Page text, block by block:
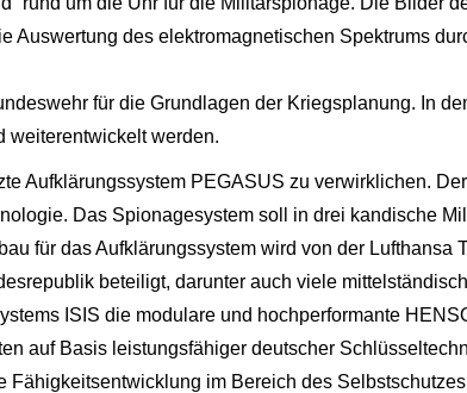
Auswertung des elektromagnetischen Spektrums
für die Grundlagen der Kriegsplanung. In
weiterentwickelt werden.
Aufklärungssystem PEGASUS zu verwirklichen.
Das Spionagesystem soll in drei kandische
für das Aufklärungssystem wird von der Lufthansa
beteiligt, darunter auch viele
ISIS die modulare und hochperformante
auf Basis leistungsfähiger deutscher
im Bereich des